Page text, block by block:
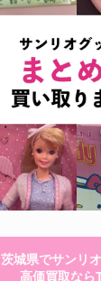
茨城県でサンリ
高価買取なら